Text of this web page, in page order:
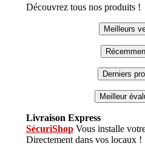
Découvrez tous nos produits !
Meilleurs
Derniers
Meilleur
Livraison Express
SécuriShopVous installe
Directement dans vos locaux !